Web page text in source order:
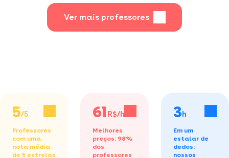
games,animação,quadrinhos
Ver mais professores
5/5
Professores
com uma
nota média
de 5 estrelas
61 R$/h
Melhores
preços: 98%
dos
professores
3h
Em um
estalar de
dedos:
nossos